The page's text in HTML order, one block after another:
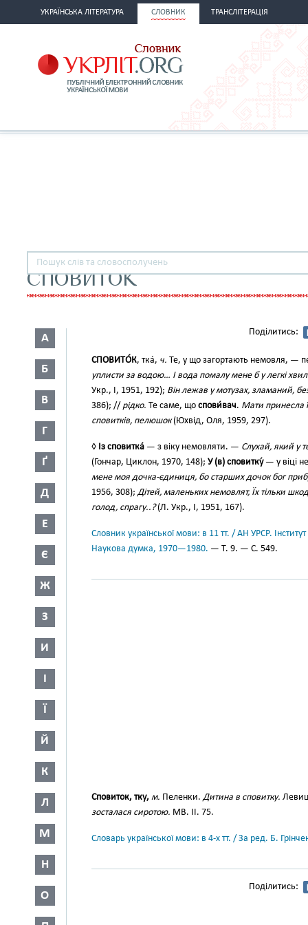
УКРАЇНСЬКА ЛІТЕРАТУРА СЛОВНИК ТРАНСЛІТЕРАЦІЯ
СПОВИТОК
А
Б
В
Г
Ґ
Д
Е
Є
Ж
З
И
І
Ї
Й
К
Л
М
Н
О
Поділитись:
СПОВИТО́К, тка́, ч. Те, у що загортають немовля, —
уплисти за водою… І вода помалу мене б у легкі
Укр., І, 1951, 192); Він лежав у мотузах, зламаний,
386); // рідко. Те саме, що спови́вач. Мати принесла
сповитків, пелюшок(Юхвід, Оля, 1959, 297).
◊ Із сповитка́ — з віку немовляти. — Слухай, який у
(Гончар, Циклон, 1970, 148); У (в) сповитку́— у віці
мене моя дочка-єдиниця, бо старших дочок бог
1956, 308);Дітей, маленьких немовлят, Їх тільки
голод, спрагу..?(Л. Укр., І, 1951, 167).
Словник української мови: в 11 тт. / АН УРСР.
Наукова думка, 1970—1980. — Т. 9. — С. 549.
Сповиток, тку, м. Пеленки.Дитина в сповитку.
зосталася сиротою. МВ. ІІ. 75.
Словарь української мови: в 4-х тт. / За ред. Б.
Поділитись: